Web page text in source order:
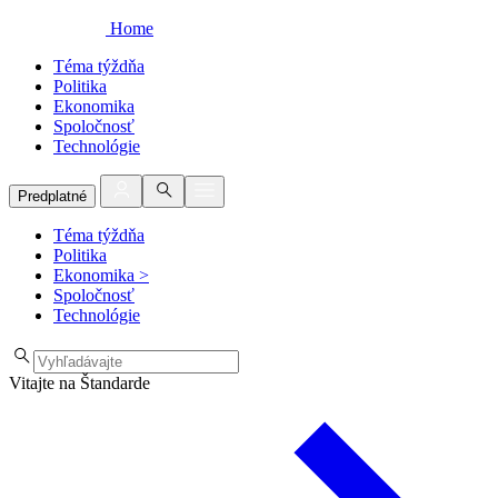
Home
Téma týždňa
Politika
Ekonomika
Spoločnosť
Technológie
Predplatné
Téma týždňa
Politika
Ekonomika >
Spoločnosť
Technológie
Vitajte na Štandarde